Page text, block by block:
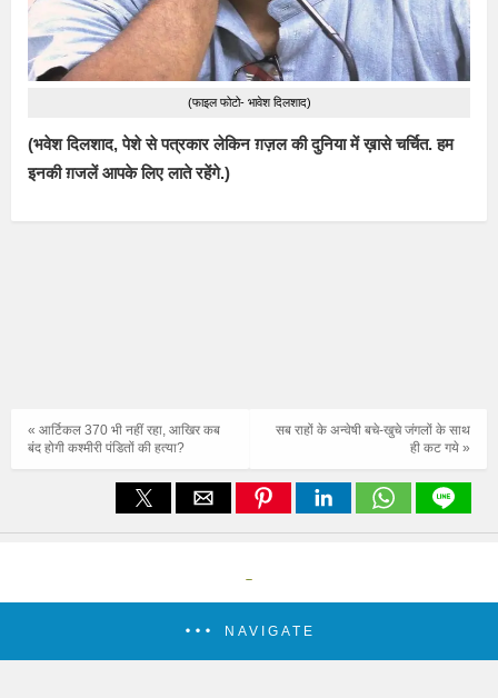
(फाइल फोटो- भावेश दिलशाद)
(भवेश दिलशाद, पेशे से पत्रकार लेकिन ग़ज़ल की दुनिया में ख़ासे चर्चित. हम
इनकी ग़जलें आपके लिए लाते रहेंगे.)
सब राहों के अन्वेषी बचे-खुचे जंगलों के साथ
ही कट गये »
« आर्टिकल 370 भी नहीं रहा, आखिर कब
बंद होगी कश्मीरी पंडितों की हत्या?